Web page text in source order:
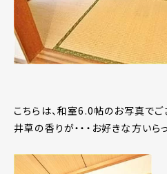
こちらは、和室6.0帖のお写真でご
井草の香りが・・・お好きな方い